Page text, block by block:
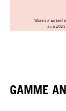
*Basé sur un test
avril 2021
GAMME